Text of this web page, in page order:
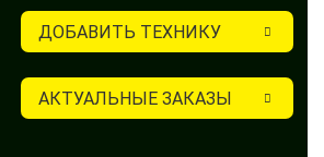
ДОБАВИТЬ ТЕХНИКУ
АКТУАЛЬНЫЕ ЗАКАЗЫ